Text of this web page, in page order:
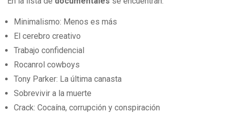
Minimalismo: Menos es más
El cerebro creativo
Trabajo confidencial
Rocanrol cowboys
Tony Parker: La última canasta
Sobrevivir a la muerte
Crack: Cocaína, corrupción y conspiración